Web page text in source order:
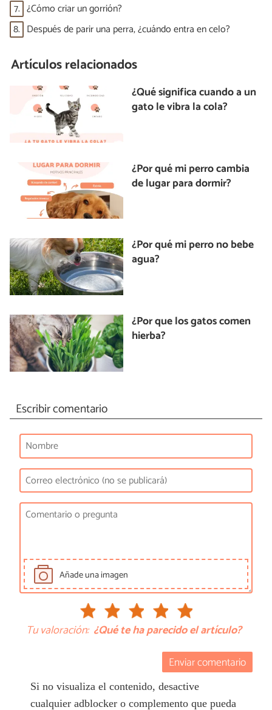
7. ¿Cómo criar un gorrión?
8. Después de parir una perra, ¿cuándo entra en celo?
Artículos relacionados
¿Qué significa cuando a un
gato le vibra la cola?
¿Por qué mi perro cambia
de lugar para dormir?
¿Por qué mi perro no bebe
agua?
¿Por que los gatos comen
hierba?
Escribir comentario
Añade una imagen
Tu valoración: ¿Qué te ha parecido el artículo?
Enviar comentario
Si no visualiza el contenido, desactive
cualquier adblocker o complemento que pueda